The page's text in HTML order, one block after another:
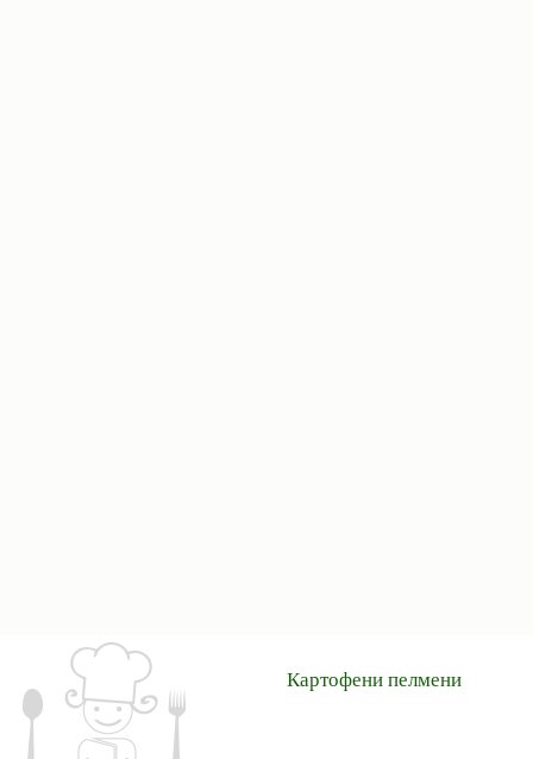
Картофени пелмени